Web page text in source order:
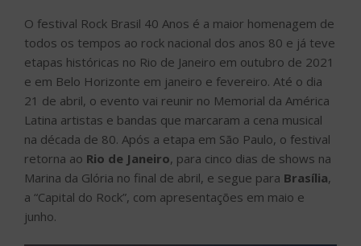
O festival Rock Brasil 40 Anos é a maior homenagem de
todos os tempos ao rock nacional dos anos 80 e já teve
etapas históricas no Rio de Janeiro em outubro de 2021
e em Belo Horizonte em janeiro e fevereiro. Até o dia
21 de abril, o evento vai reunir no Memorial da América
Latina artistas e bandas que marcaram a cena musical
na década de 80. Após a etapa em São Paulo, o festival
retorna ao Rio de Janeiro, para cinco dias de shows na
Marina da Glória no final de abril, e segue para Brasília,
a “Capital do Rock”, com apresentações em maio e
junho.